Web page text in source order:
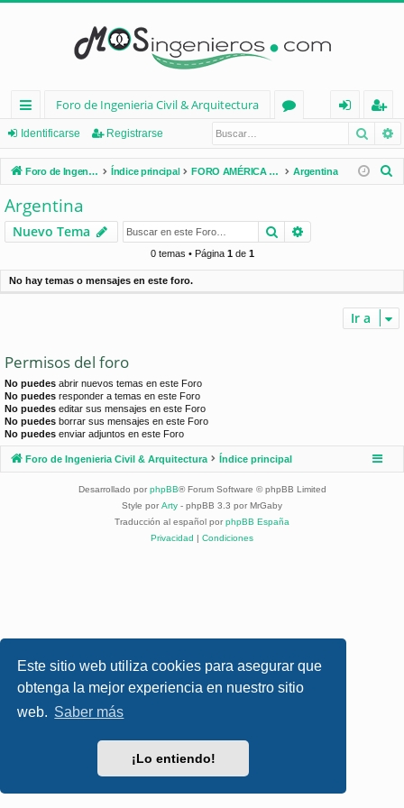
Este sitio web utiliza cookies para asegurar que
obtenga la mejor experiencia en nuestro sitio
web. Saber más
¡Lo entiendo!
nl
ac
es
rá
pi
d
Foro de Ingenieria Civil & Arquitectura
os
nt
ifi
e
eg
ist
ra
Identificarse Registrarse
Foro de Ingenieria Civil & Arquitectura Índice principal FORO AMÉRICA LATINA Argentina
r
Argentina
Nuevo Tema Buscar
0 temas • Página 1de 1
No hay temas o mensajes en este foro.
Ir a
Permisos del foro
No puedes abrir nuevos temas en este Foro
No puedes responder a temas en este Foro
No puedes editar sus mensajes en este Foro
No puedes borrar sus mensajes en este Foro
No puedes enviar adjuntos en este Foro
Foro de Ingenieria Civil & Arquitectura Índice principal
Desarrollado por phpBB® Forum Software © phpBB Limited
Style por Arty - phpBB 3.3 por MrGaby
Traducción al español por phpBB España
Privacidad | Condiciones